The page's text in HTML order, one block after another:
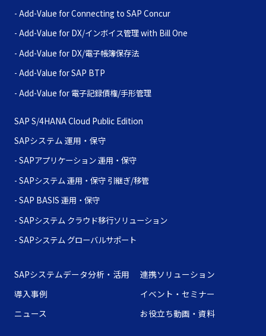
Connecting to SAP Concur
DX/インボイス管理 with Bill One
DX/電子帳簿保存法
SAP BTP
電子記録債権/手形管理
SAP S/4HANA Cloud Public Edition
SAPシステム 運用・保守
- SAPアプリケーション 運用・保守
- SAPシステム 運用・保守 引継ぎ/移管
- SAP BASIS 運用・保守
- SAPシステム クラウド移行ソリューション
- SAPシステム グローバルサポート
SAPシステムデータ分析・活用
連携ソリューション
導入事例
イベント・セミナー
ニュース
お役立ち動画・資料